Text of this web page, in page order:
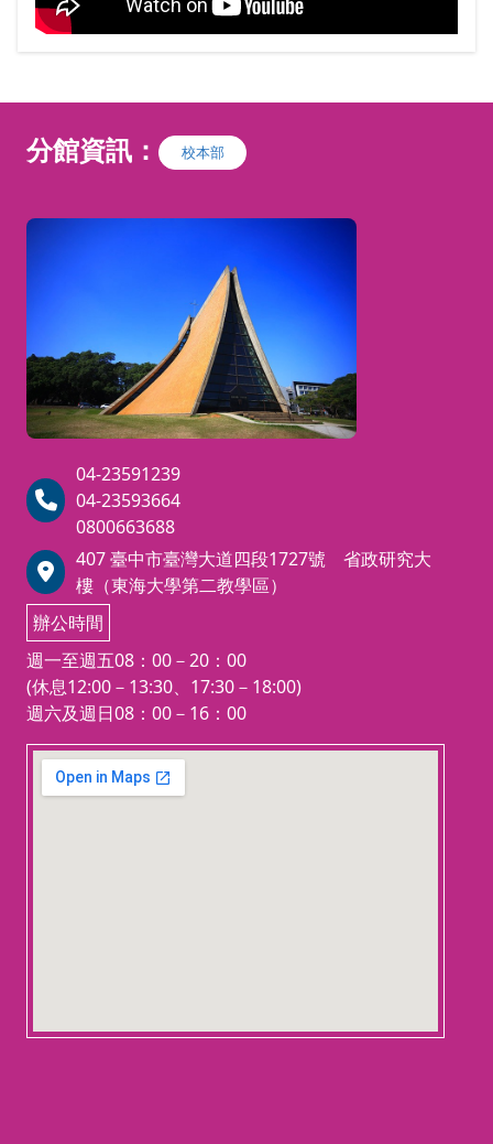
分館資訊： 校本部
04-23591239
04-23593664
0800663688
407 臺中市臺灣大道四段1727號 省政研究大
樓（東海大學第二教學區）
辦公時間
週一至週五08：00－20：00
(休息12:00－13:30、17:30－18:00)
週六及週日08：00－16：00
123 movies
embedgooglemap.net